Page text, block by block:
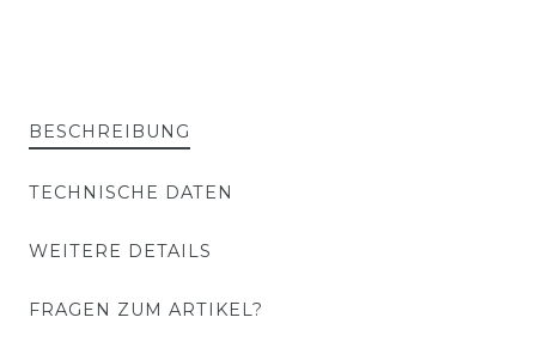
BESCHREIBUNG
TECHNISCHE DATEN
WEITERE DETAILS
FRAGEN ZUM ARTIKEL?